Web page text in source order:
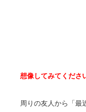
想像してみてくださ
周りの友人から「最